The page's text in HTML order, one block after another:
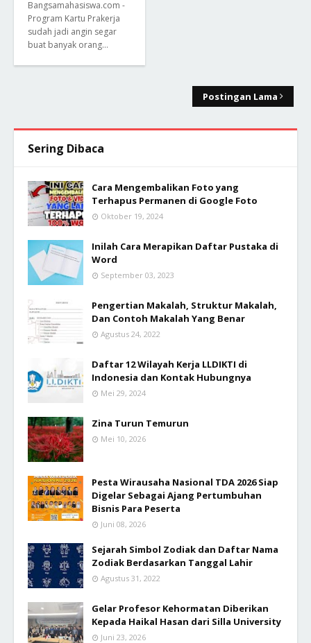
Bangsamahasiswa.com -
Program Kartu Prakerja
sudah jadi angin segar
buat banyak orang…
Postingan Lama
Sering Dibaca
Cara Mengembalikan Foto yang
Terhapus Permanen di Google Foto
Oktober 19, 2024
Inilah Cara Merapikan Daftar Pustaka di
Word
September 03, 2023
Pengertian Makalah, Struktur Makalah,
Dan Contoh Makalah Yang Benar
Agustus 24, 2022
Daftar 12 Wilayah Kerja LLDIKTI di
Indonesia dan Kontak Hubungnya
Mei 29, 2024
Zina Turun Temurun
Mei 10, 2026
Pesta Wirausaha Nasional TDA 2026 Siap
Digelar Sebagai Ajang Pertumbuhan
Bisnis Para Peserta
Juni 08, 2026
Sejarah Simbol Zodiak dan Daftar Nama
Zodiak Berdasarkan Tanggal Lahir
Agustus 31, 2022
Gelar Profesor Kehormatan Diberikan
Kepada Haikal Hasan dari Silla University
Juni 23, 2026